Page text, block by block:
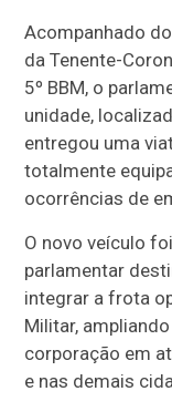
Acompanhado
da Tenente-
5º BBM, o
unidade,
entregou uma
totalmente
ocorrências de
O novo veículo
parlamentar
integrar a frota
Militar,
corporação em
e nas demais